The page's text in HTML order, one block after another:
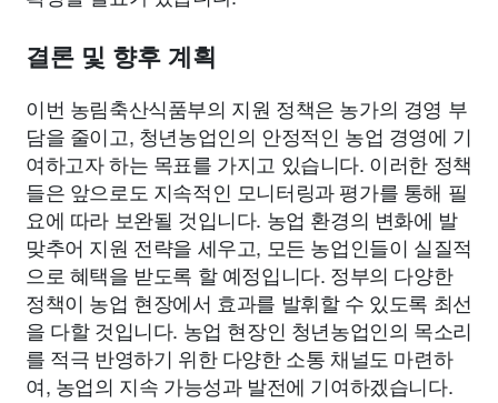
결론 및 향후 계획
이번 농림축산식품부의 지원 정책은 농가의 경영 부
담을 줄이고, 청년농업인의 안정적인 농업 경영에 기
여하고자 하는 목표를 가지고 있습니다. 이러한 정책
들은 앞으로도 지속적인 모니터링과 평가를 통해 필
요에 따라 보완될 것입니다. 농업 환경의 변화에 발
맞추어 지원 전략을 세우고, 모든 농업인들이 실질적
으로 혜택을 받도록 할 예정입니다. 정부의 다양한
정책이 농업 현장에서 효과를 발휘할 수 있도록 최선
을 다할 것입니다. 농업 현장인 청년농업인의 목소리
를 적극 반영하기 위한 다양한 소통 채널도 마련하
여, 농업의 지속 가능성과 발전에 기여하겠습니다.